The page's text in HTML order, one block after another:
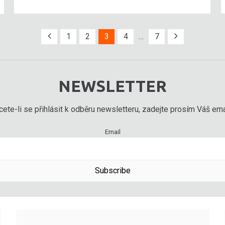
1 2 3 4 … 7
NEWSLETTER
li se přihlásit k odběru newsletteru, zadejte prosím Váš
Email
Subscribe